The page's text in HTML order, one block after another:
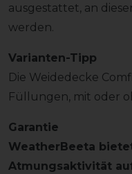
ausgestattet, an
werden.
Varianten-Tipp
Die Weidedecke
Füllungen, mit oder
Garantie
WeatherBeeta
Atmungsaktivität